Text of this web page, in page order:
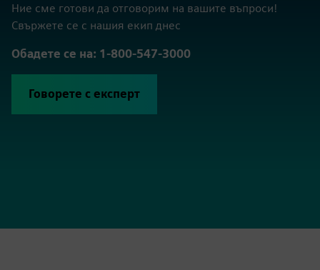
Ние сме готови да отговорим на вашите въпроси!
Свържете се с нашия екип днес
Обадете се на: 1-800-547-3000
Говорете с експерт